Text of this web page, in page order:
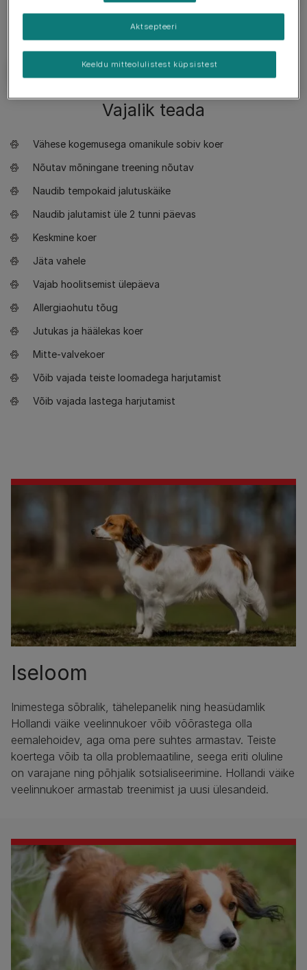
Vajalik teada
Vähese kogemusega omanikule sobiv koer
Nõutav mõningane treening nõutav
Naudib tempokaid jalutuskäike
Naudib jalutamist üle 2 tunni päevas
Keskmine koer
Jäta vahele
Vajab hoolitsemist ülepäeva
Allergiaohutu tõug
Jutukas ja häälekas koer
Mitte-valvekoer
Võib vajada teiste loomadega harjutamist
Võib vajada lastega harjutamist
Iseloom
Inimestega sõbralik, tähelepanelik ning heasüdamlik
Hollandi väike veelinnukoer võib võõrastega olla
eemalehoidev, aga oma pere suhtes armastav. Teiste
koertega võib ta olla problemaatiline, seega eriti oluline
on varajane ning põhjalik sotsialiseerimine. Hollandi väike
veelinnukoer armastab treenimist ja uusi ülesandeid.
Keeldu mitteolulistest küpsistest
Aktsepteeri